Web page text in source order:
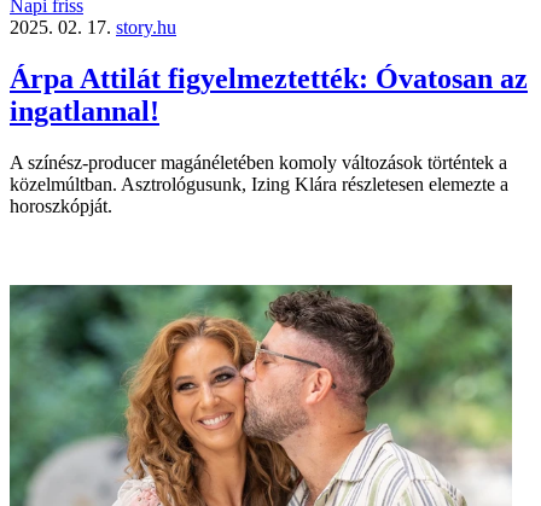
Napi friss
2025. 02. 17. story.hu
Árpa Attilát figyelmeztették: Óvatosan az
ingatlannal!
A színész-producer magánéletében komoly változások történtek a
közelmúltban. Asztrológusunk, Izing Klára részletesen elemezte a
horoszkópját.